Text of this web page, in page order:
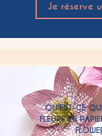
Je réserve
QU'EST-CE
FLEURS EN